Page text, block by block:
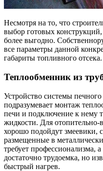
Несмотря на то, что
выбор готовых конструкций,
более выгодно.
все параметры данной
габариты топливного отсека.
Теплообменник из
Устройство системы
подразумевает монтаж
печи и подключение к нему
жидкости. Для
хорошо подойдут змеевики,
размещенные в
требует профессионализма,
достаточно трудоемка, но
быстрый нагрев.